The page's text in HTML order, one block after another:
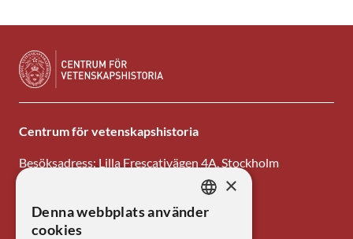
Centrum för vetenskapshistoria
Besöksadress: Lilla Frescativägen 4A, Stockholm
E-post: centrum@kva.se
SWEDISH
×
Denna webbplats använder
cookies